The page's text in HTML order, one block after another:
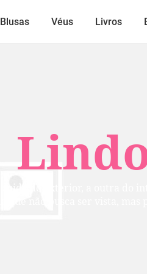
Blusas Véus Livros